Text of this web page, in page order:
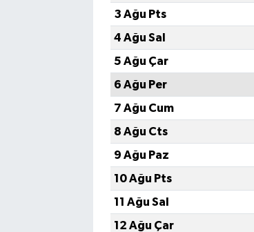
3 Ağu Pts
4 Ağu Sal
5 Ağu Çar
6 Ağu Per
7 Ağu Cum
8 Ağu Cts
9 Ağu Paz
10 Ağu Pts
11 Ağu Sal
12 Ağu Çar